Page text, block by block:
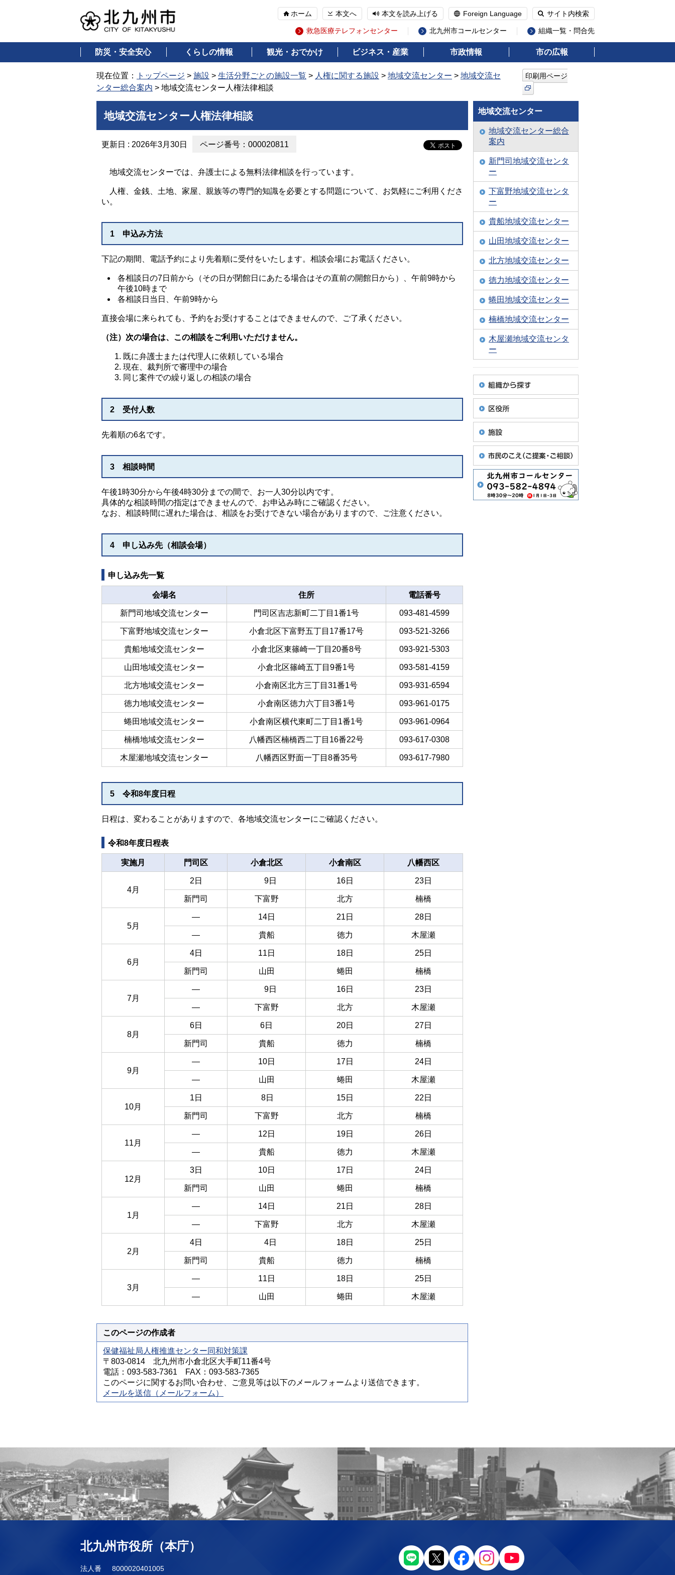
ホーム 本文へ 本文を読み上げる Foreign Language サイト内検索
救急医療テレフォンセンター 北九州市コールセンター 組織一覧・問合先
防災・安全安心 くらしの情報 観光・おでかけ ビジネス・産業 市政情報 市の広報
現在位置： トップページ > 施設 > 生活分野ごとの施設一覧 > 人権に関する施設 > 地域交流センター > 地域交流セ
ンター総合案内 > 地域交流センター人権法律相談
印刷用ページ
地域交流センター人権法律相談
更新日 : 2026年3月30日 ページ番号：000020811
地域交流センターでは、弁護士による無料法律相談を行っています。
人権、金銭、土地、家屋、親族等の専門的知識を必要とする問題について、お気軽にご利用くださ
い。
1 申込み方法
下記の期間、電話予約により先着順に受付をいたします。相談会場にお電話ください。
各相談日の7日前から（その日が閉館日にあたる場合はその直前の開館日から）、午前9時から
午後10時まで
各相談日当日、午前9時から
直接会場に来られても、予約をお受けすることはできませんので、ご了承ください。
（注）次の場合は、この相談をご利用いただけません。
既に弁護士または代理人に依頼している場合
現在、裁判所で審理中の場合
同じ案件での繰り返しの相談の場合
2 受付人数
先着順の6名です。
3 相談時間
午後1時30分から午後4時30分までの間で、お一人30分以内です。
具体的な相談時間の指定はできませんので、お申込み時にご確認ください。
なお、相談時間に遅れた場合は、相談をお受けできない場合がありますので、ご注意ください。
4 申し込み先（相談会場）
申し込み先一覧
会場名 住所 電話番号
新門司地域交流センター 門司区吉志新町二丁目1番1号 093-481-4599
下富野地域交流センター 小倉北区下富野五丁目17番17号 093-521-3266
貴船地域交流センター 小倉北区東篠崎一丁目20番8号 093-921-5303
山田地域交流センター 小倉北区篠崎五丁目9番1号 093-581-4159
北方地域交流センター 小倉南区北方三丁目31番1号 093-931-6594
徳力地域交流センター 小倉南区徳力六丁目3番1号 093-961-0175
蜷田地域交流センター 小倉南区横代東町二丁目1番1号 093-961-0964
楠橋地域交流センター 八幡西区楠橋西二丁目16番22号 093-617-0308
木屋瀬地域交流センター 八幡西区野面一丁目8番35号 093-617-7980
5 令和8年度日程
日程は、変わることがありますので、各地域交流センターにご確認ください。
令和8年度日程表
実施月 門司区 小倉北区 小倉南区 八幡西区
4月
2日 9日 16日 23日
新門司 下富野 北方 楠橋
5月
― 14日 21日 28日
― 貴船 徳力 木屋瀬
6月
4日 11日 18日 25日
新門司 山田 蜷田 楠橋
7月
― 9日 16日 23日
― 下富野 北方 木屋瀬
8月
6日 6日 20日 27日
新門司 貴船 徳力 楠橋
9月
― 10日 17日 24日
― 山田 蜷田 木屋瀬
10月
1日 8日 15日 22日
新門司 下富野 北方 楠橋
11月
― 12日 19日 26日
― 貴船 徳力 木屋瀬
12月
3日 10日 17日 24日
新門司 山田 蜷田 楠橋
1月
― 14日 21日 28日
― 下富野 北方 木屋瀬
2月
4日 4日 18日 25日
新門司 貴船 徳力 楠橋
3月
― 11日 18日 25日
― 山田 蜷田 木屋瀬
このページの作成者
保健福祉局人権推進センター同和対策課
〒803-0814 北九州市小倉北区大手町11番4号
電話：093-583-7361 FAX：093-583-7365
このページに関するお問い合わせ、ご意見等は以下のメールフォームより送信できます。
メールを送信（メールフォーム）
地域交流センター
地域交流センター総合
案内
新門司地域交流センタ
ー
下富野地域交流センタ
ー
貴船地域交流センター
山田地域交流センター
北方地域交流センター
徳力地域交流センター
蜷田地域交流センター
楠橋地域交流センター
木屋瀬地域交流センタ
ー
北九州市役所（本庁）
法人番 8000020401005